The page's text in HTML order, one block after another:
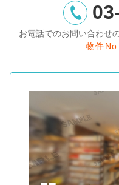
お電話でのお問い合わせ
物件